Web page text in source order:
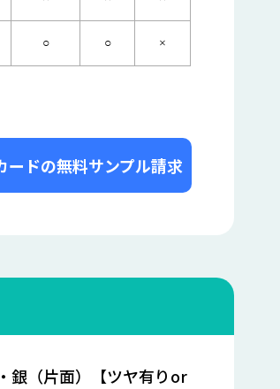
○ ○ ×
ードの無料サンプル請求
銀（片面）【ツヤ有りor